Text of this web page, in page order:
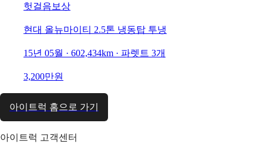
헛걸음보상
현대 올뉴마이티 2.5톤 냉동탑 투냉
15년 05월 · 602,434km · 파렛트 3개
3,200만원
아이트럭 홈으로 가기
아이트럭 고객센터